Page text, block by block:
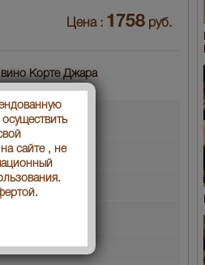
Цена : 1758 руб.
вино Корте Джара
сайте , не